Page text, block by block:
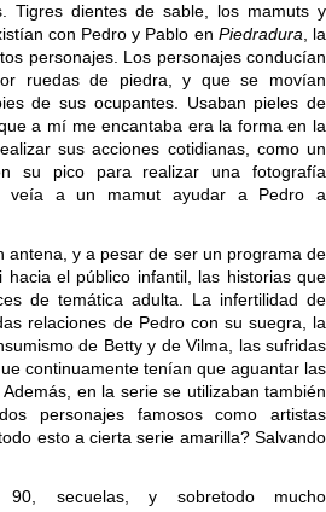
Tigres dientes de sable, los mamuts y
con Pedro y Pablo en Piedradura , la
personajes. Los personajes conducían
ruedas de piedra, y que se movían
de sus ocupantes. Usaban pieles de
a mí me encantaba era la forma en la
sus acciones cotidianas, como un
su pico para realizar una fotografía
veía a un mamut ayudar a Pedro a
antena, y a pesar de ser un programa de
hacia el público infantil, las historias que
de temática adulta. La infertilidad de
relaciones de Pedro con su suegra, la
de Betty y de Vilma, las sufridas
continuamente tenían que aguantar las
en la serie se utilizaban también
personajes famosos como artistas
esto a cierta serie amarilla? Salvando
secuelas, y sobretodo mucho